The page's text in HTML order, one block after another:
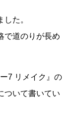
た。
で道のりが長め
7 リメイク』の
ついて書いてい